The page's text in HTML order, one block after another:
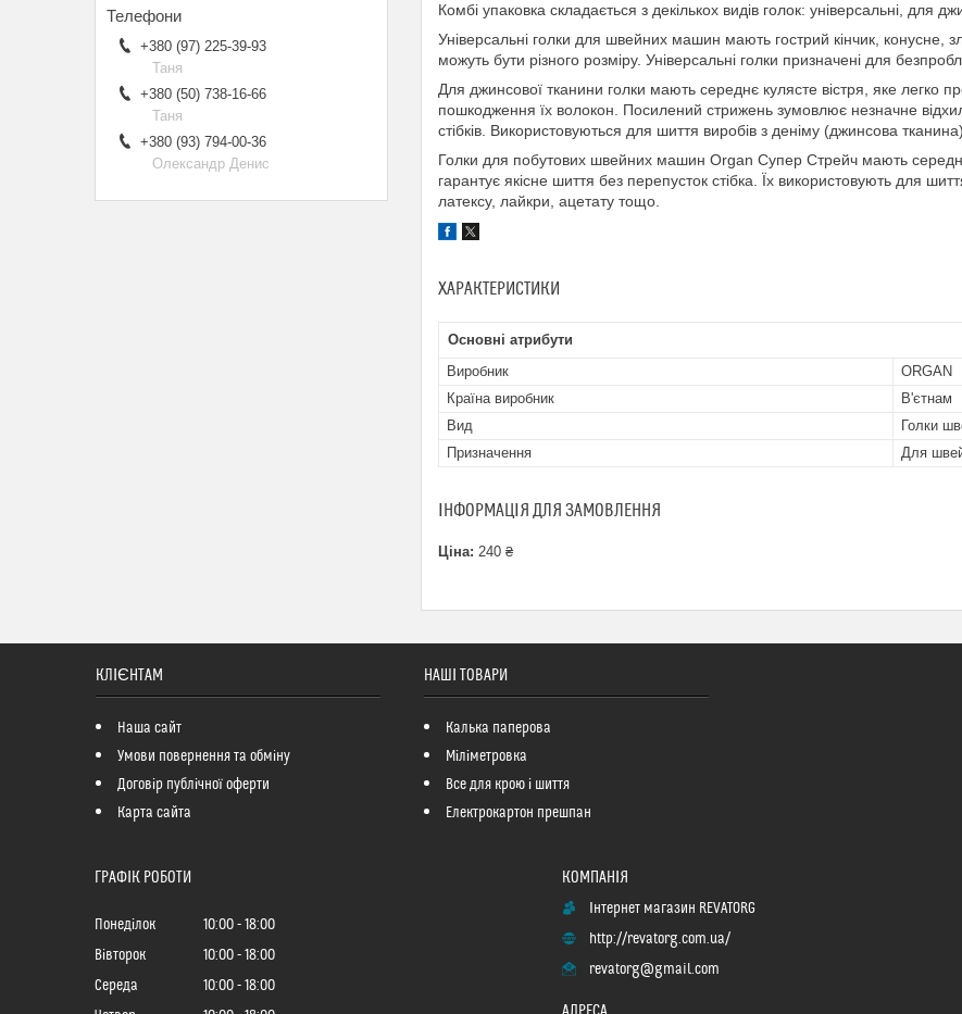
Комбі упаковка складається з декількох видів голок: універсальні, для
Універсальні голки для швейних машин мають гострий кінчик, конусне,
можуть бути різного розміру. Універсальні голки призначені для
Для джинсової тканини голки мають середнє кулясте вістря, яке легко
пошкодження їх волокон. Посилений стрижень зумовлює незначне
стібків. Використовуються для шиття виробів з деніму (джинсова
Голки для побутових швейних машин Organ Супер Стрейч мають
гарантує якісне шиття без перепусток стібка. Їх використовують для
латексу, лайкри, ацетату тощо.
ХАРАКТЕРИСТИКИ
Основні атрибути
Виробник
ORGAN
Країна виробник
В'єтнам
Вид
Голки
Призначення
Для
ІНФОРМАЦІЯ ДЛЯ ЗАМОВЛЕННЯ
Ціна: 240 ₴
+380 (97) 225-39-93
Таня
+380 (50) 738-16-66
Таня
+380 (93) 794-00-36
Олександр Денис
КЛІЄНТАМ
Наша сайт
Умови повернення та обміну
Договір публічної оферти
Карта сайта
НАШІ ТОВАРИ
Калька паперова
Міліметровка
Все для крою і шиття
Електрокартон прешпан
ГРАФІК РОБОТИ
Понеділок 10:00
18:00
Вівторок
10:00
18:00
Середа
10:00
18:00
Інтернет магазин REVATORG
http://revatorg.com.ua/
revatorg@gmail.com